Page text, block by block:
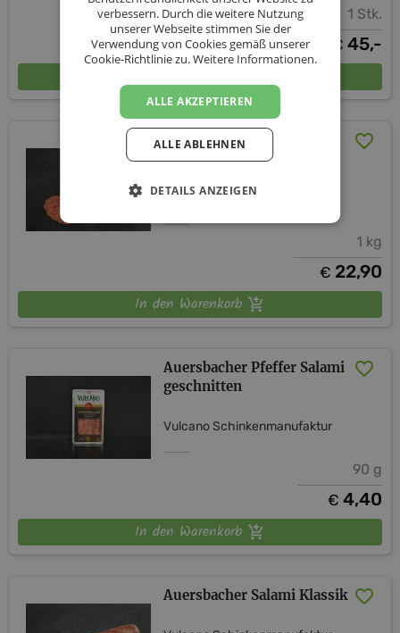
1 Stk.
€ 45,-
Auersbacher Ariatella
(Salami)
Vulcano Schinkenmanufaktur
1 kg
€ 22,90
In den Warenkorb
Auersbacher Pfeffer Salami
geschnitten
Vulcano Schinkenmanufaktur
90 g
€ 4,40
In den Warenkorb
Auersbacher Salami Klassik
verbessern. Durch die weitere Nutzung
unserer Webseite stimmen Sie der
Verwendung von Cookies gemäß unserer
Cookie-Richtlinie zu.Weitere Informationen.
ALLE AKZEPTIEREN
ALLE ABLEHNEN
DETAILS ANZEIGEN